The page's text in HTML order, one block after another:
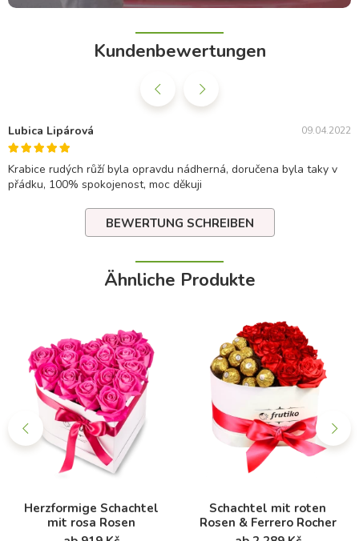
Kundenbewertungen
Lubica Lipárová 09.04.2022
Krabice rudých růží byla opravdu nádherná, doručena byla taky v
přádku, 100% spokojenost, moc děkuji
BEWERTUNG SCHREIBEN
Ähnliche Produkte
Herzformige Schachtel
mit rosa Rosen
Schachtel mit roten
Rosen & Ferrero Rocher